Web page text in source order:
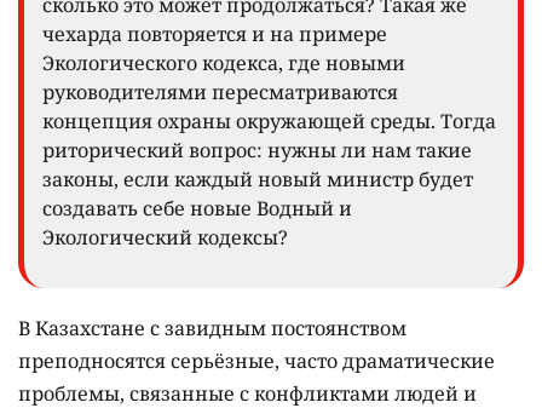
чехарда повторяется и на примере
Экологического кодекса, где новыми
руководителями пересматриваются
концепция охраны окружающей среды. Тогда
риторический вопрос: нужны ли нам такие
законы, если каждый новый министр будет
создавать себе новые Водный и
Экологический кодексы?
В Казахстане с завидным постоянством
преподносятся серьёзные, часто драматические
проблемы, связанные с конфликтами людей и